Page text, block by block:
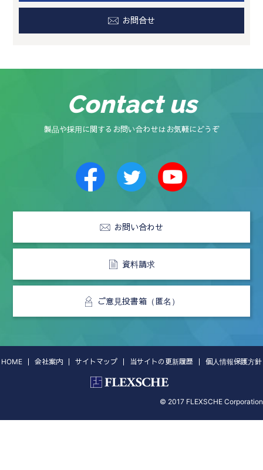
お問合せ
Contact us
製品や採用に関するお問い合わせはお気軽にどうぞ
お問い合わせ
資料請求
ご意見投書箱（匿名）
HOME 会社案内 サイトマップ 当サイトの更新履歴 個人情報保護方針
© 2017 FLEXSCHE Corporation